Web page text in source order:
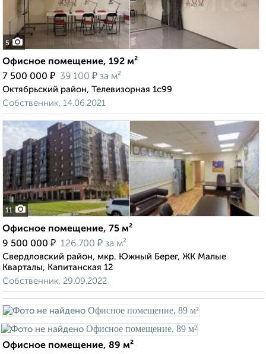
5
Офисное помещение, 192 м²
7 500 000 ₽ 39 100 ₽ за м²
Октябрьский район, Телевизорная 1с99
Собственник, 14.06.2021
11
Офисное помещение, 75 м²
9 500 000 ₽ 126 700 ₽ за м²
Свердловский район, мкр. Южный Берег, ЖК Малые
Кварталы, Капитанская 12
Собственник, 29.09.2022
Офисное помещение, 89 м²